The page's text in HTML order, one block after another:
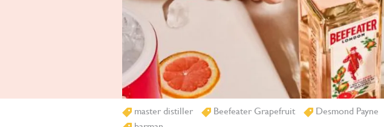
master distiller Beefeater Grapefruit Desmond Payne